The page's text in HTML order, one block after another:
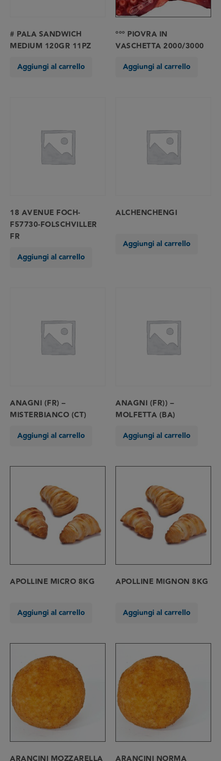
# PALA SANDWICH
MEDIUM 120GR 11PZ
Aggiungi al carrello
°°° PIOVRA IN
VASCHETTA 2000/3000
Aggiungi al carrello
18 AVENUE FOCH-
F57730-FOLSCHVILLER
FR
Aggiungi al carrello
ALCHENCHENGI
Aggiungi al carrello
ANAGNI (FR) –
MISTERBIANCO (CT)
Aggiungi al carrello
ANAGNI (FR)) –
MOLFETTA (BA)
Aggiungi al carrello
APOLLINE MICRO 8KG
Aggiungi al carrello
APOLLINE MIGNON 8KG
Aggiungi al carrello